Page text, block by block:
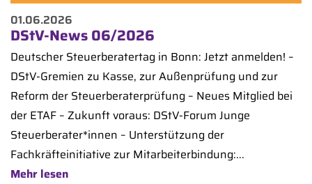
01.06.2026
DStV-News 06/2026
Deutscher Steuerberatertag in Bonn: Jetzt anmelden! –
DStV-Gremien zu Kasse, zur Außenprüfung und zur
Reform der Steuerberaterprüfung – Neues Mitglied bei
der ETAF – Zukunft voraus: DStV-Forum Junge
Steuerberater*innen – Unterstützung der
Fachkräfteinitiative zur Mitarbeiterbindung:...
Mehr lesen